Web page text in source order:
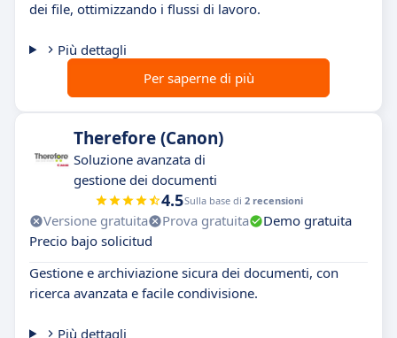
dei file, ottimizzando i flussi di lavoro.
Più dettagli
Per saperne di più
Therefore (Canon)
Soluzione avanzata di
gestione dei documenti
4.5Sulla base di 2 recensioni
Versione gratuita Prova gratuita
Demo gratuita
Precio bajo solicitud
Gestione e archiviazione sicura dei documenti, con
ricerca avanzata e facile condivisione.
Più dettagli